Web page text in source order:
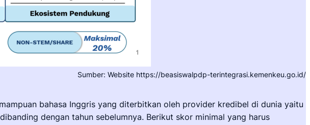
Sumber: Website https://beasiswalpdp-terintegrasi.kemenkeu.go.id/
bahasa Inggris yang diterbitkan oleh provider kredibel di dunia yaitu
dengan tahun sebelumnya. Berikut skor minimal yang harus